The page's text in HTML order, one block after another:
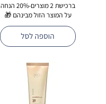
ברכישת 2 מוצרים-20% הנחה
על המוצר הזול מבינהם 🎁
הוספה לסל